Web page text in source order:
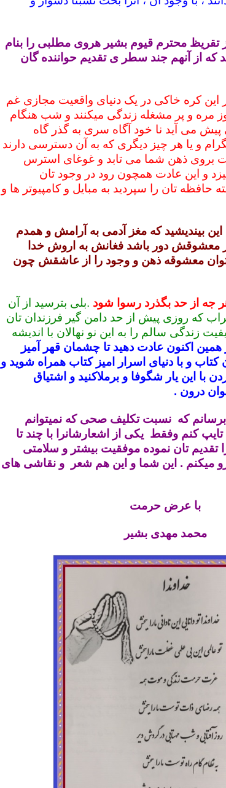
تقریظ محترم قیوم بشیر هروی مطلبی را بنام
که از آنهم جند سطر ی تقدیم حواننده گان
این کره خاکی در یک دنیای واقعیت مجازی غم
مره و پر مشغله زندگی میکنند و شب هنگام
می آید نا خود آگاه سری به گذر گاه
و یا هر چیز دیگری که به آن دسترسی دارند
بروی ذهن شما می تابد و غوغای استرس
و این عادت همچون رود در وجود تان
تان را سپردید به مبایل و کامپیوتر ها و
بیندیشید که مغز آدمی به آرامش و همدم
معشوقش دور باشد فغانش به اروش خدا
معشوقه ذهن و وجود را از عاشقش چون
جه از حد بگذرد رسوا شود .بلی بترسید از آن
که روزی پیش از حد دامن گیر فرزندان تان
زندگی سالم را به این نو نهالان با اندیشه
همین اکنون عادت دهید تا چشمان قهر آمیز
و با دنیای اسرار امیز کتاب همراه شوید و
با این یار شگوفا و برملاکنید و اشتیاق
درون .
برسانم که نسبت تکلیف صحی که نمیتوانم
کنم وفقط یکی از اشعارشانرا با چند تا
تقدیم تان نموده موفقیت بیشتر و سلامتی
میکنم . این شما و این هم شعر و نقاشی های
با عرض حرمت
محمد مهدی بشیر